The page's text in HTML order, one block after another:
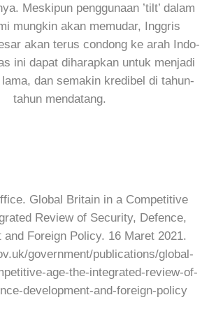
Meskipun penggunaan ’tilt’ dalam
mungkin akan memudar, Inggris
akan terus condong ke arah Indo-
ini dapat diharapkan untuk menjadi
dan semakin kredibel di tahun-
tahun mendatang.
Global Britain in a Competitive
Review of Security, Defence,
and Foreign Policy. 16 Maret 2021.
government/publications/global-
age-the-integrated-review-of-
development-and-foreign-policy